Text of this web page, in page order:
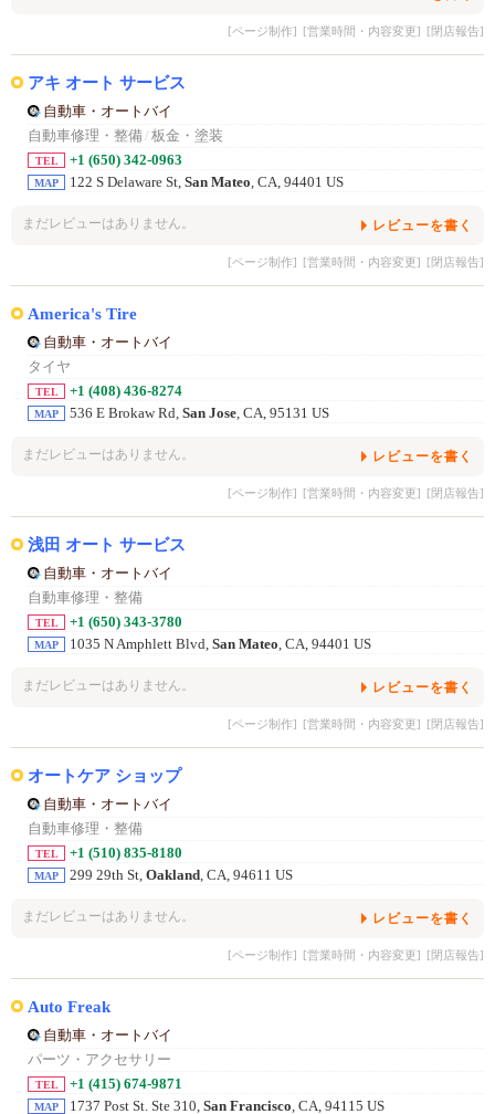
[ページ制作] [営業時間・内容変更] [閉店報告]
アキ オート サービス
自動車・オートバイ
自動車修理・整備/ 板金・塗装
TEL +1 (650) 342-0963
MAP 122 S Delaware St, San Mateo, CA, 94401 US
まだレビューはありません。 レビューを書く
[ページ制作] [営業時間・内容変更] [閉店報告]
America's Tire
自動車・オートバイ
タイヤ
TEL +1 (408) 436-8274
MAP 536 E Brokaw Rd, San Jose, CA, 95131 US
まだレビューはありません。 レビューを書く
[ページ制作] [営業時間・内容変更] [閉店報告]
浅田 オート サービス
自動車・オートバイ
自動車修理・整備
TEL +1 (650) 343-3780
MAP 1035 N Amphlett Blvd, San Mateo, CA, 94401 US
まだレビューはありません。 レビューを書く
[ページ制作] [営業時間・内容変更] [閉店報告]
オートケア ショップ
自動車・オートバイ
自動車修理・整備
TEL +1 (510) 835-8180
MAP 299 29th St, Oakland, CA, 94611 US
まだレビューはありません。 レビューを書く
[ページ制作] [営業時間・内容変更] [閉店報告]
Auto Freak
自動車・オートバイ
パーツ・アクセサリー
TEL +1 (415) 674-9871
MAP 1737 Post St. Ste 310, San Francisco, CA, 94115 US